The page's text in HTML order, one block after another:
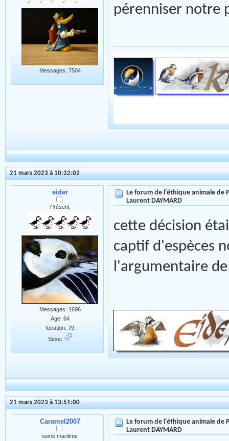
Messages: 7504
pérenniser notre
21 mars 2023 à 10:32:02
eider
Présent
Messages: 1696
Age: 64
location: 79
Sexe:
Le forum de l'éthique animale de
Laurent DAYMARD
cette décision
captif d'espèces
l'argumentaire
21 mars 2023 à 13:51:00
Caramel2007
seine maritime
Le forum de l'éthique animale de
Laurent DAYMARD